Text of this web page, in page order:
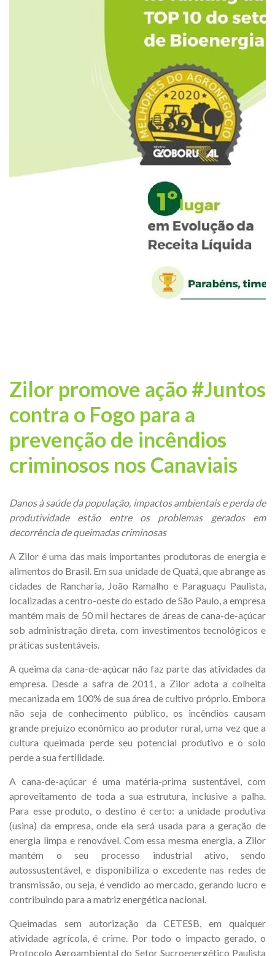
Zilor promove ação #Juntos
contra o Fogo para a
prevenção de incêndios
criminosos nos Canaviais
Danos à saúde da população, impactos ambientais e perda de
produtividade estão entre os problemas gerados em
decorrência de queimadas criminosas
A Zilor é uma das mais importantes produtoras de energia e
alimentos do Brasil. Em sua unidade de Quatá, que abrange as
cidades de Rancharia, João Ramalho e Paraguaçu Paulista,
localizadas a centro-oeste do estado de São Paulo, a empresa
mantém mais de 50 mil hectares de áreas de cana-de-açúcar
sob administração direta, com investimentos tecnológicos e
práticas sustentáveis.
A queima da cana-de-açúcar não faz parte das atividades da
empresa. Desde a safra de 2011, a Zilor adota a colheita
mecanizada em 100% de sua área de cultivo próprio. Embora
não seja de conhecimento público, os incêndios causam
grande prejuízo econômico ao produtor rural, uma vez que a
cultura queimada perde seu potencial produtivo e o solo
perde a sua fertilidade.
A cana-de-açúcar é uma matéria-prima sustentável, com
aproveitamento de toda a sua estrutura, inclusive a palha.
Para esse produto, o destino é certo: a unidade produtiva
(usina) da empresa, onde ela será usada para a geração de
energia limpa e renovável. Com essa mesma energia, a Zilor
mantém o seu processo industrial ativo, sendo
autossustentável, e disponibiliza o excedente nas redes de
transmissão, ou seja, é vendido ao mercado, gerando lucro e
contribuindo para a matriz energética nacional.
Queimadas sem autorização da CETESB, em qualquer
atividade agrícola, é crime. Por todo o impacto gerado, o
Protocolo Agroambiental do Setor Sucroenergético Paulista